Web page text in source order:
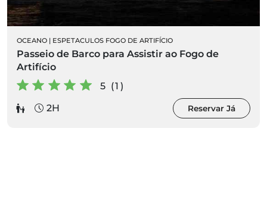
OCEANO | ESPETACULOS FOGO DE ARTIFÍCIO
Passeio de Barco para Assistir ao Fogo de
Artifício
5 (1)
2H
Reservar Já